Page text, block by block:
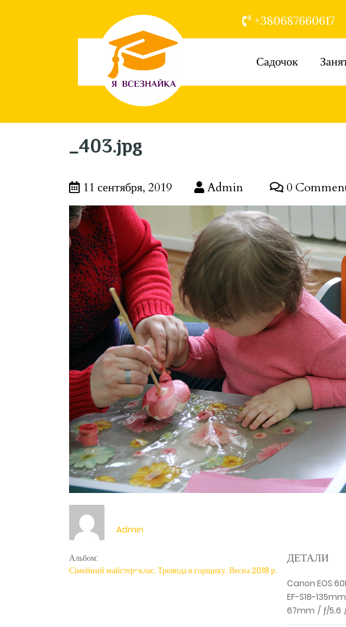
+380687660617
Садочок
_403.jpg
11 сентября, 2019 Admin 0
Admin
Альбом:
Сімейний майстер-клас. Троянда в горщику. Весна 2018 р.
ДЕТАЛИ
Canon EOS
EF-S18-
67mm / ƒ/5.6